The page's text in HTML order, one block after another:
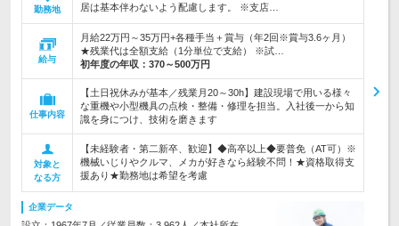
勤務地
居は基本伴わないよう配慮します。 ※支店…
給与
月給22万円～35万円+各種手当＋賞与（年2回※賞与3.6ヶ月）
★残業代は全額支給（1分単位で支給） ※試…
初年度の年収： 370～500万円
仕事内容
【土日祝休みが基本／残業月20～30h】建設現場で用いる様々
な重機や小型機具の点検・整備・修理を担当。入社後一から知
識を身につけ、技術を磨きます
対象と
なる方
【未経験者・第二新卒、歓迎】◆高卒以上◆要普免（AT可）※
機械いじりやクルマ、メカが好きなら経験不問！★資格取得支
援あり★勤務地は希望を考慮
企業データ